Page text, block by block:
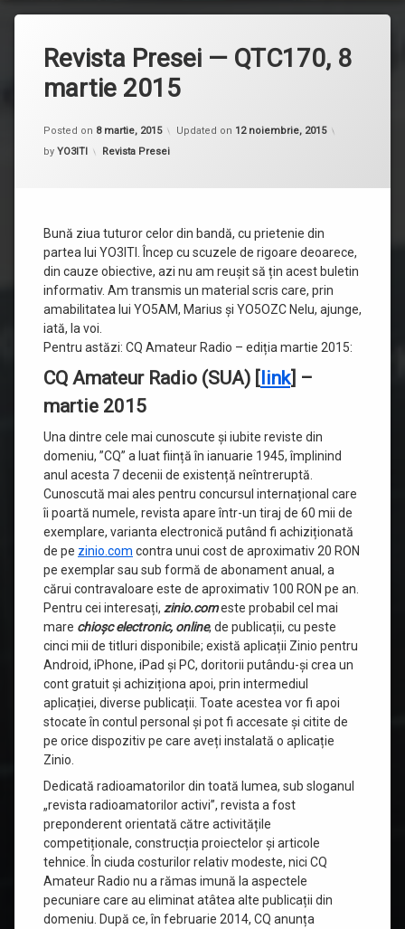
Revista Presei — QTC170, 8
martie 2015
Posted on 8 martie, 2015 Updated on 12 noiembrie, 2015
by YO3ITI Categorii:
Revista Presei
Bună ziua tuturor celor din bandă, cu prietenie din
partea lui YO3ITI. Încep cu scuzele de rigoare deoarece,
din cauze obiective, azi nu am reușit să țin acest buletin
informativ. Am transmis un material scris care, prin
amabilitatea lui YO5AM, Marius și YO5OZC Nelu, ajunge,
iată, la voi.
Pentru astăzi: CQ Amateur Radio – ediția martie 2015:
CQ Amateur Radio (SUA) [link] –
martie 2015
Una dintre cele mai cunoscute și iubite reviste din
domeniu, ”CQ” a luat ființă în ianuarie 1945, împlinind
anul acesta 7 decenii de existență neîntreruptă.
Cunoscută mai ales pentru concursul internațional care
îi poartă numele, revista apare într-un tiraj de 60 mii de
exemplare, varianta electronică putând fi achiziționată
de pe zinio.com contra unui cost de aproximativ 20 RON
pe exemplar sau sub formă de abonament anual, a
cărui contravaloare este de aproximativ 100 RON pe an.
Pentru cei interesați, zinio.comeste probabil cel mai
mare chioșc electronic, online, de publicații, cu peste
cinci mii de titluri disponibile; există aplicații Zinio pentru
Android, iPhone, iPad și PC, doritorii putându-și crea un
cont gratuit și achiziționa apoi, prin intermediul
aplicației, diverse publicații. Toate acestea vor fi apoi
stocate în contul personal și pot fi accesate și citite de
pe orice dispozitiv pe care aveți instalată o aplicație
Zinio.
Dedicată radioamatorilor din toată lumea, sub sloganul
„revista radioamatorilor activi”, revista a fost
preponderent orientată către activitățile
competiționale, construcția proiectelor și articole
tehnice. În ciuda costurilor relativ modeste, nici CQ
Amateur Radio nu a rămas imună la aspectele
pecuniare care au eliminat atâtea alte publicații din
domeniu. După ce, în februarie 2014, CQ anunța